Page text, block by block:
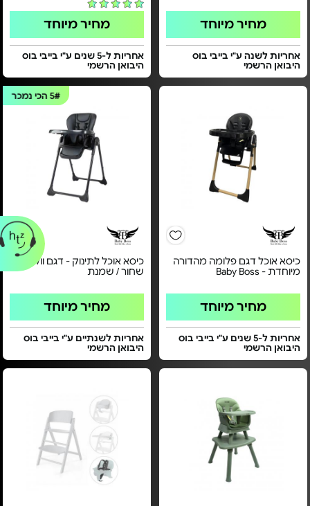
מחיר מיוחד
אחריות לשנה ע"י בייבי בוס
היבואן הרשמי
מחיר מיוחד
אחריות ל-5 שנים ע"י בייבי בוס
היבואן הרשמי
כיסא אוכל דגם פלומה מהדורה
מיוחדת - Baby Boss
מחיר מיוחד
אחריות ל-5 שנים ע"י בייבי בוס
היבואן הרשמי
5#הכי נמכר
כיסא אוכל לתינוק - דגם וולט |
שחור / שמנת
מחיר מיוחד
אחריות לשנתיים ע"י בייבי בוס
היבואן הרשמי